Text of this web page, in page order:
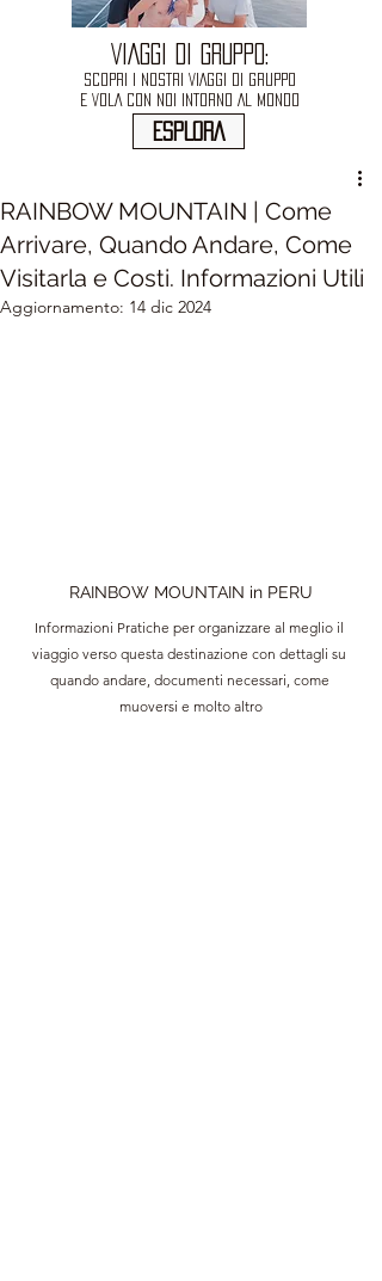
VIAGGI DI GRUPPO:
SCOPRI I NOSTRI VIAGGI DI GRUPPO
E VOLA CON NOI INTORNO AL MONDO
ESPLORA
RAINBOW MOUNTAIN | Come
Arrivare, Quando Andare, Come
Visitarla e Costi. Informazioni Utili
Aggiornamento: 14 dic 2024
RAINBOW MOUNTAIN in PERU
Informazioni Pratiche per organizzare al meglio il
viaggio verso questa destinazione con dettagli su
quando andare, documenti necessari, come
muoversi e molto altro